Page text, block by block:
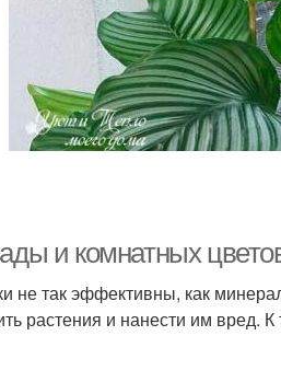
и комнатных
не так эффективны, как
растения и нанести им вред.